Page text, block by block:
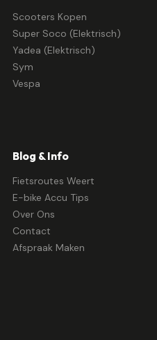
Scooters Kopen
Super Soco (Elektrisch)
Yadea (Elektrisch)
Sym
Vespa
Blog & Info
Fietsroutes Weert
E-bike Accu Tips
Over Ons
Contact
Afspraak Maken